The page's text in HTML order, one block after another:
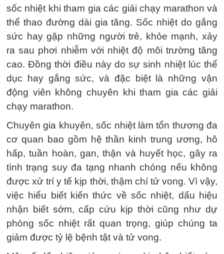
sốc nhiệt khi tham gia các giải chạy marathon và
thể thao đường dài gia tăng. Sốc nhiệt do gắng
sức hay gặp những người trẻ, khỏe mạnh, xảy
ra sau phơi nhiễm với nhiệt độ môi trường tăng
cao. Đồng thời điều này do sự sinh nhiệt lúc thể
dục hay gắng sức, và đặc biệt là những vận
động viên không chuyên khi tham gia các giải
chạy marathon.
Chuyên gia khuyên, sốc nhiệt làm tổn thương đa
cơ quan bao gồm hệ thần kinh trung ương, hô
hấp, tuần hoàn, gan, thận và huyết học, gây ra
tình trạng suy đa tạng nhanh chóng nếu không
được xử trí y tế kịp thời, thậm chí tử vong. Vì vậy,
việc hiểu biết kiến thức về sốc nhiệt, dấu hiệu
nhận biết sớm, cấp cứu kịp thời cũng như dự
phòng sốc nhiệt rất quan trọng, giúp chúng ta
giảm được tỷ lệ bệnh tật và tử vong.